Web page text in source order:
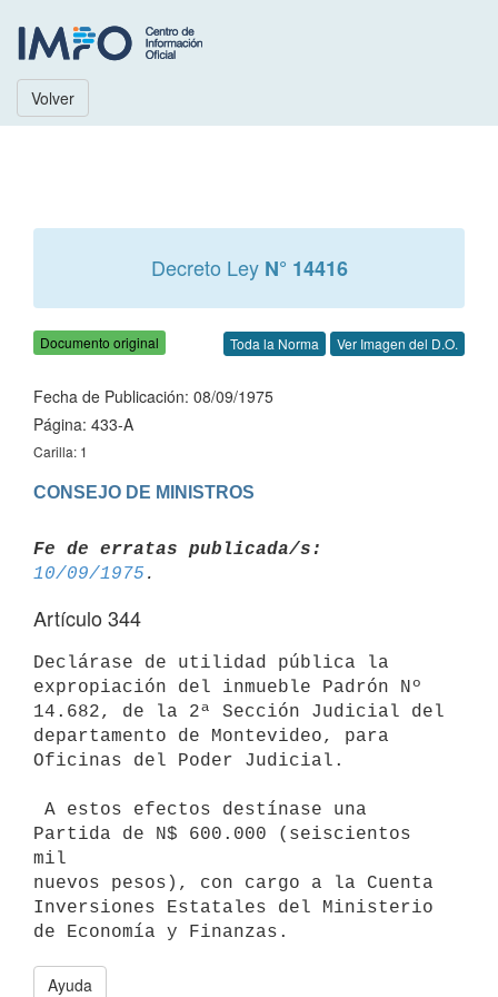
Volver
Decreto Ley N° 14416
Documento original Toda la Norma Ver Imagen del D.O.
Fecha de Publicación: 08/09/1975
Página: 433-A
Carilla: 1
CONSEJO DE MINISTROS
Fe de erratas publicada/s:
10/09/1975
Artículo 344
Declárase de utilidad pública la
expropiación del inmueble Padrón Nº
14.682, de la 2ª Sección Judicial del
departamento de Montevideo, para
Oficinas del Poder Judicial.
Partida de N$ 600.000 (seiscientos
mil
nuevos pesos), con cargo a la Cuenta
Inversiones Estatales del Ministerio
Ayuda